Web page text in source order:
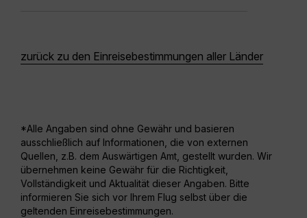
zurück zu den Einreisebestimmungen aller Länder
*Alle Angaben sind ohne Gewähr und basieren
ausschließlich auf Informationen, die von externen
Quellen, z.B. dem Auswärtigen Amt, gestellt wurden. Wir
übernehmen keine Gewähr für die Richtigkeit,
Vollständigkeit und Aktualität dieser Angaben. Bitte
informieren Sie sich vor Ihrem Flug selbst über die
geltenden Einreisebestimmungen.